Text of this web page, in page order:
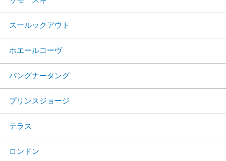
スールックアウト
ホエールコーヴ
パングナータング
プリンスジョージ
テラス
ロンドン